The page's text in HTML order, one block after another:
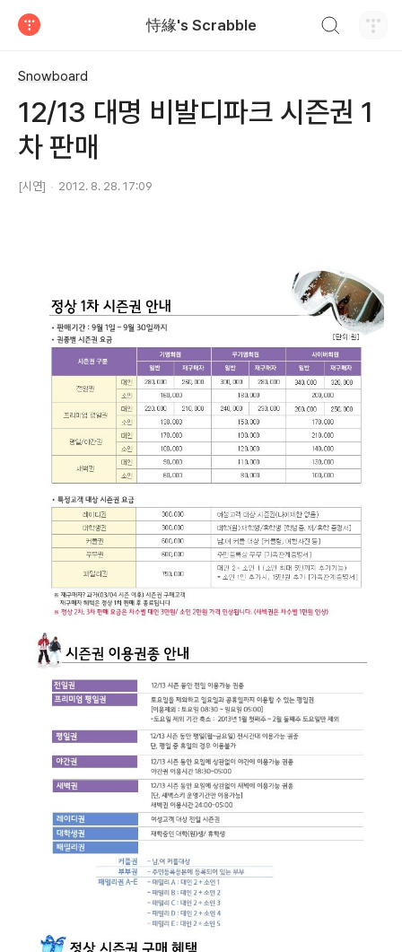
恃緣's Scrabble
Snowboard
12/13 대명 비발디파크 시즌권 1
차 판매
[시연] 2012. 8. 28. 17:09